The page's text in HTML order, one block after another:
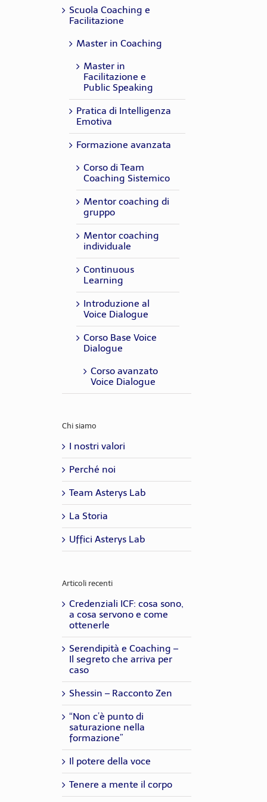
livello
Bignami
aggiornati e
personalizzati) PCM 1º
Partecipante
essendo applicabile ai
ruoli professionali più
Raffaello
Zonin
,Formatore -
libero
ricercatore in
scienze sociali
Morena
,Risorse
Partecipante,HR
appreso in aula. PCM
1º livello
Silvia
,HR
Scuola Coaching e
Facilitazione
Master in Coaching
Master in
Facilitazione e
Public Speaking
Pratica di Intelligenza
Emotiva
Formazione avanzata
Corso di Team
Coaching Sistemico
Mentor coaching di
gruppo
Mentor coaching
individuale
Continuous
Learning
Introduzione al
Voice Dialogue
Corso Base Voice
Dialogue
Corso avanzato
Voice Dialogue
Chi siamo
I nostri valori
Perché noi
Team Asterys Lab
La Storia
Uffici Asterys Lab
Articoli recenti
Credenziali ICF: cosa sono,
a cosa servono e come
ottenerle
Serendipità e Coaching –
Il segreto che arriva per
caso
Shessin – Racconto Zen
“Non c’è punto di
saturazione nella
formazione”
Il potere della voce
Tenere a mente il corpo